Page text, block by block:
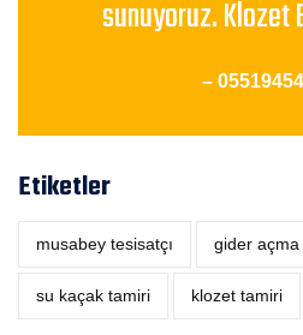
sunuyoruz. Klozet
–
Etiketler
musabey tesisatçı ‎gider açma
su kaçak tamiri klozet tamiri